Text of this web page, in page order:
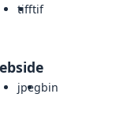
tifftif
jpegbin